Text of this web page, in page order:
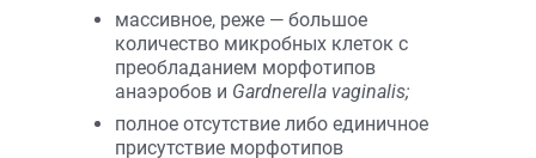
массивное, реже — большое
количество микробных клеток с
преобладанием морфотипов
анаэробов и Gardnerella vaginalis;
полное отсутствие либо единичное
присутствие морфотипов